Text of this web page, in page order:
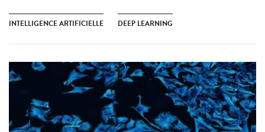
INTELLIGENCE ARTIFICIELLE DEEP LEARNING